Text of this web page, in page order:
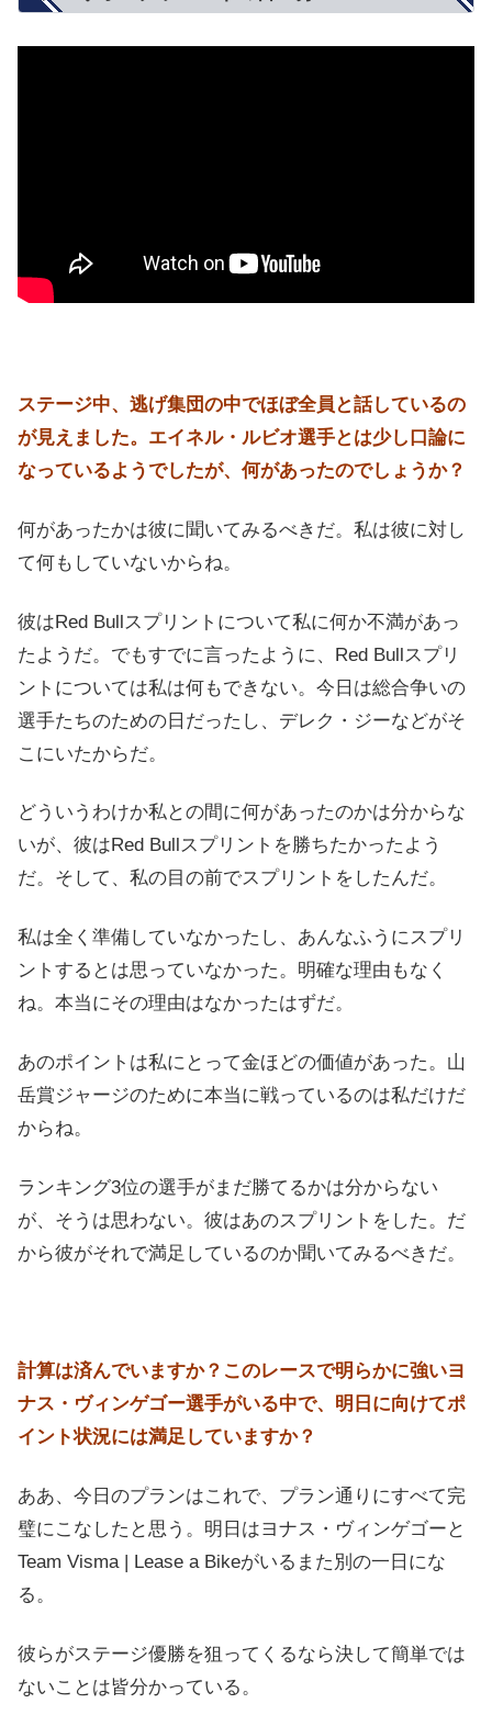
ステージ中、逃げ集団の中でほぼ全員と話しているの
が見えました。エイネル・ルビオ選手とは少し口論に
なっているようでしたが、何があったのでしょうか？
何があったかは彼に聞いてみるべきだ。私は彼に対し
て何もしていないからね。
彼はRed Bullスプリントについて私に何か不満があっ
たようだ。でもすでに言ったように、Red Bullスプリ
ントについては私は何もできない。今日は総合争いの
選手たちのための日だったし、デレク・ジーなどがそ
こにいたからだ。
どういうわけか私との間に何があったのかは分からな
いが、彼はRed Bullスプリントを勝ちたかったよう
だ。そして、私の目の前でスプリントをしたんだ。
私は全く準備していなかったし、あんなふうにスプリ
ントするとは思っていなかった。明確な理由もなく
ね。本当にその理由はなかったはずだ。
あのポイントは私にとって金ほどの価値があった。山
岳賞ジャージのために本当に戦っているのは私だけだ
からね。
ランキング3位の選手がまだ勝てるかは分からない
が、そうは思わない。彼はあのスプリントをした。だ
から彼がそれで満足しているのか聞いてみるべきだ。
計算は済んでいますか？このレースで明らかに強いヨ
ナス・ヴィンゲゴー選手がいる中で、明日に向けてポ
イント状況には満足していますか？
ああ、今日のプランはこれで、プラン通りにすべて完
璧にこなしたと思う。明日はヨナス・ヴィンゲゴーと
Team Visma | Lease a Bikeがいるまた別の一日にな
る。
彼らがステージ優勝を狙ってくるなら決して簡単では
ないことは皆分かっている。